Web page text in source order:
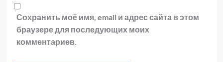
Сохранить моё имя, email и адрес сайта в этом
браузере для последующих моих
комментариев.